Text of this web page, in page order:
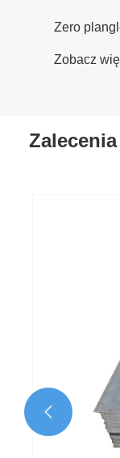
Zero
Zobacz
